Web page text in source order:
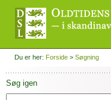
Du er her: Forside > Søgning
Søg igen